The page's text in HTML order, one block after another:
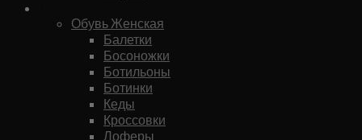
Обувь Женская
Балетки
Босоножки
Ботильоны
Ботинки
Кеды
Кроссовки
Лоферы